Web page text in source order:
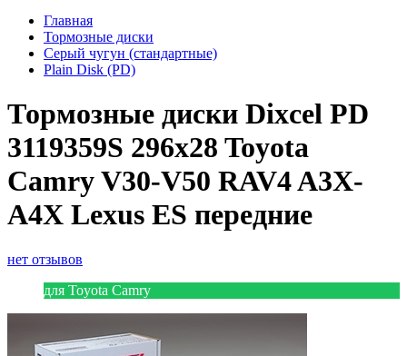
Главная
Тормозные диски
Серый чугун (стандартные)
Plain Disk (PD)
Тормозные диски Dixcel PD
3119359S 296x28 Toyota
Camry V30-V50 RAV4 A3X-
A4X Lexus ES передние
нет отзывов
для Toyota Camry